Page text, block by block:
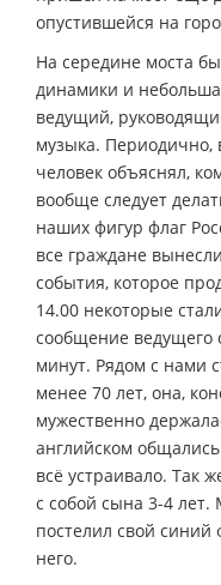
опустившейся на
На середине моста
динамики и
ведущий,
музыка. Периодично,
человек объяснял,
вообще следует
наших фигур флаг
все граждане
события, которое
14.00 некоторые
сообщение ведущего
минут. Рядом с нами
менее 70 лет, она,
мужественно
английском
всё устраивало. Так
с собой сына 3-4 лет.
постелил свой синий
него.